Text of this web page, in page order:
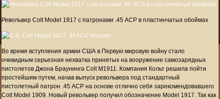
Револьвер Colt Model 1917 с патронами .45 ACP в пластинчатых обоймах
Во время вступления армии США в Первую мировую войну стало
очевидным серьезная нехватка принятых на вооружение самозарядных
пистолетов Джона Браунинга Colt M1911. Компания Кольт решила пойти
простейшим путем, начав выпуск револьвера под стандартный
пистолетный патрон .45 ACP на основе отлично себя зарекомендовавшего
Colt Model 1909. Новый револьвер получил обозначение Model 1917. Так как